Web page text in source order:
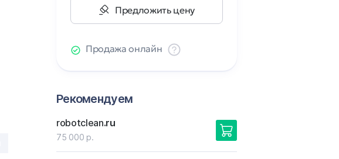
Предложить цену
Продажа онлайн
Рекомендуем
robotclean.ru
75 000 р.